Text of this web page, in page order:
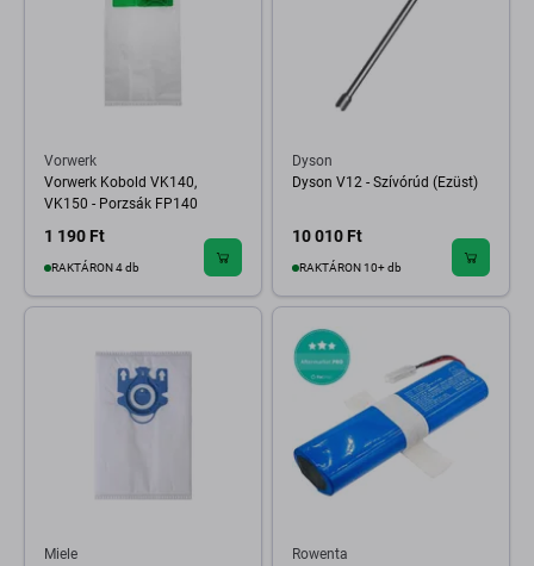
Vorwerk
Vorwerk Kobold VK140,
VK150 - Porzsák FP140
1 190 Ft
RAKTÁRON 4 db
Dyson
Dyson V12 - Szívórúd (Ezüst)
10 010 Ft
RAKTÁRON 10+ db
Miele
Rowenta